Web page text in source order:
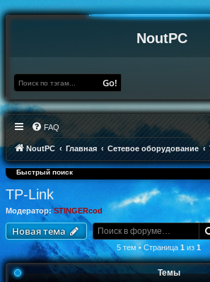
NoutPC
Go!
FAQ
NoutPC Главная Сетевое оборудование
Быстрый поиск
TP-Link
Модератор: STINGERcod
Новая тема
5 тем • Страница 1из 1
Темы